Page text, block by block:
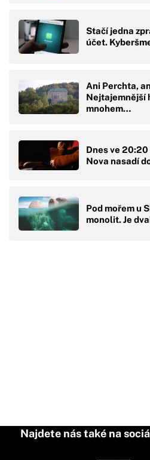
Stačí jedna
účet.
Ani Perchta,
Nejtajemnější
mnohem…
Dnes ve
Nova nasadí
Pod mořem u
monolit. Je
Najdete nás také na